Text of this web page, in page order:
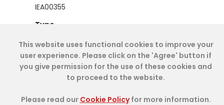
IEA00355
Type
Cookie Policy- IAE-IEA2026-My Dashboard
This website uses functional cookies to improve your
user experience. Please click on the 'Agree' button if
you give permission for the use of these cookies and
to proceed to the website.
Please read our Cookie Policyfor more information.